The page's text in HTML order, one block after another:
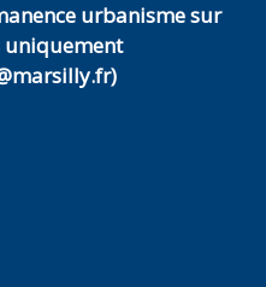
urbanisme sur
uniquement